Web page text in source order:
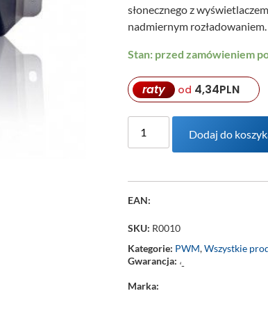
słonecznego z
nadmiernym
Stan: przed zamówieniem
raty od 4,34PLN
Dodaj do
EAN:
SKU: R0010
Kategorie: PWM,Wszystkie
Gwarancja: ‘-
Marka: